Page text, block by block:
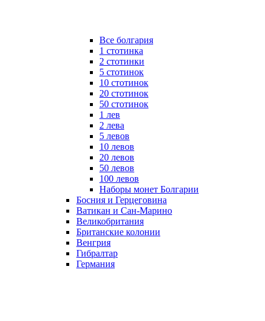
Все болгария
1 стотинка
2 стотинки
5 стотинок
10 стотинок
20 стотинок
50 стотинок
1 лев
2 лева
5 левов
10 левов
20 левов
50 левов
100 левов
Наборы монет Болгарии
Босния и Герцеговина
Ватикан и Сан-Марино
Великобритания
Британские колонии
Венгрия
Гибралтар
Германия